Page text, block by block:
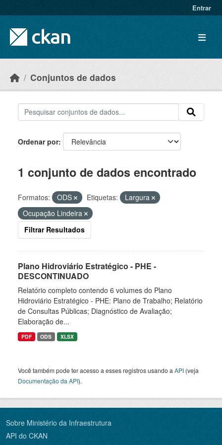
Entrar
Conjuntos de dados
Ordenar por
1 conjunto de dados encontrado
Formatos: ODS Etiquetas:
Largura
Ocupação Lindeira
Filtrar Resultados
Plano Hidroviário Estratégico - PHE -
DESCONTINUADO
Relatório completo contendo 6 volumes do Plano
Hidroviário Estratégico - PHE: Plano de Trabalho; Relatório
de Consultas Públicas; Diagnóstico de Avaliação;
Elaboração de...
PDF ODS XLSX
Você também pode ter acesso a esses registros usando a API (veja
Documentação da API).
Sobre Ministério da Infraestrutura
API do CKAN